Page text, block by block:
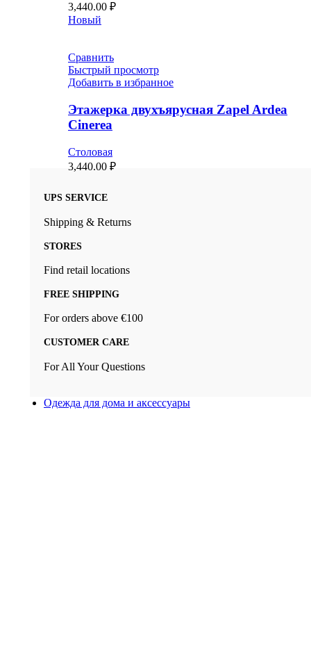
3,440.00 ₽
Новый
Сравнить
Быстрый просмотр
Добавить в избранное
Этажерка двухъярусная Zapel Ardea
Cinerea
Столовая
3,440.00 ₽
UPS SERVICE
Shipping & Returns
STORES
Find retail locations
FREE SHIPPING
For orders above €100
CUSTOMER CARE
For All Your Questions
Одежда для дома и аксессуары